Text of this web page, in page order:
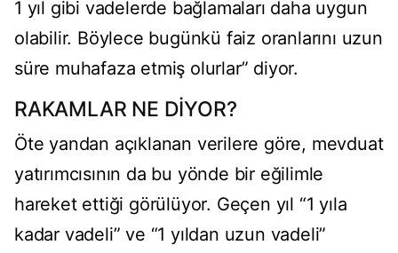
1 yıl gibi vadelerde bağlamaları daha uygun
olabilir. Böylece bugünkü faiz oranlarını uzun
süre muhafaza etmiş olurlar” diyor.
RAKAMLAR NE DİYOR?
Öte yandan açıklanan verilere göre, mevduat
yatırımcısının da bu yönde bir eğilimle
hareket ettiği görülüyor. Geçen yıl “1 yıla
kadar vadeli” ve “1 yıldan uzun vadeli”